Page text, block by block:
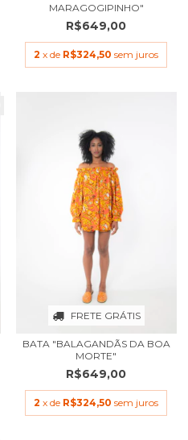
MARAGOGIPINHO"
R$649,00
2 x de R$324,50 sem juros
FRETE GRÁTIS
BATA "BALAGANDÃS DA BOA
MORTE"
R$649,00
2 x de R$324,50 sem juros